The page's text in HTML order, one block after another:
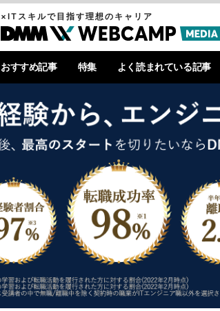
×ITスキルで目指す理想のキャリア
おすすめ記事 特集 よく読まれている記事